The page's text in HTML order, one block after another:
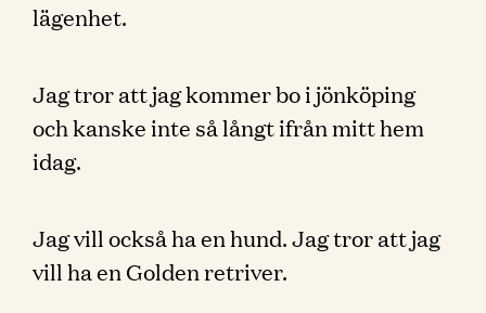
lägenhet.
Jag tror att jag kommer bo i jönköping
och kanske inte så långt ifrån mitt hem
idag.
Jag vill också ha en hund. Jag tror att jag
vill ha en Golden retriver.